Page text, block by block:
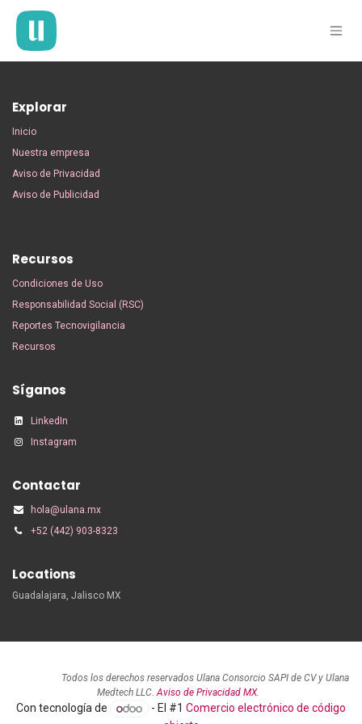
Explorar
Inicio
Nuestra empresa
Aviso de Privacidad
Aviso de Publicidad
Recursos
Condiciones de Uso
Responsabilidad Social (RSC)
Reportes Tecnovigilancia
Recursos
Síganos
LinkedIn
Instagram
Contactar
hola@ulana.mx
+52 (442) 903-8323
Locations
Guadalajara, Jalisco MX
Todos los derechos reservados Ulana Consorcio SAPI de CV y Ulana
Medtech LLC.Aviso de Privacidad MX.
Con tecnología de - El #1Comercio electrónico de código